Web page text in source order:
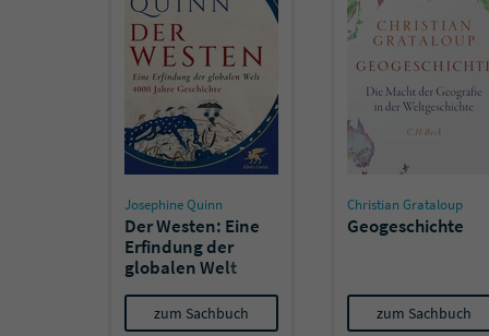
Josephine Quinn
Der Westen: Eine
Erfindung der
globalen Welt
zum Sachbuch
Christian Grataloup
Geogeschichte
zum Sachbuch